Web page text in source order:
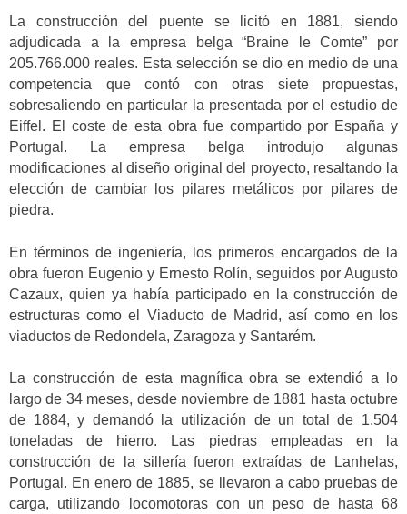
La construcción del puente se licitó en 1881, siendo
adjudicada a la empresa belga “Braine le Comte” por
205.766.000 reales. Esta selección se dio en medio de una
competencia que contó con otras siete propuestas,
sobresaliendo en particular la presentada por el estudio de
Eiffel. El coste de esta obra fue compartido por España y
Portugal. La empresa belga introdujo algunas
modificaciones al diseño original del proyecto, resaltando la
elección de cambiar los pilares metálicos por pilares de
piedra.
En términos de ingeniería, los primeros encargados de la
obra fueron Eugenio y Ernesto Rolín, seguidos por Augusto
Cazaux, quien ya había participado en la construcción de
estructuras como el Viaducto de Madrid, así como en los
viaductos de Redondela, Zaragoza y Santarém.
La construcción de esta magnífica obra se extendió a lo
largo de 34 meses, desde noviembre de 1881 hasta octubre
de 1884, y demandó la utilización de un total de 1.504
toneladas de hierro. Las piedras empleadas en la
construcción de la sillería fueron extraídas de Lanhelas,
Portugal. En enero de 1885, se llevaron a cabo pruebas de
carga, utilizando locomotoras con un peso de hasta 68